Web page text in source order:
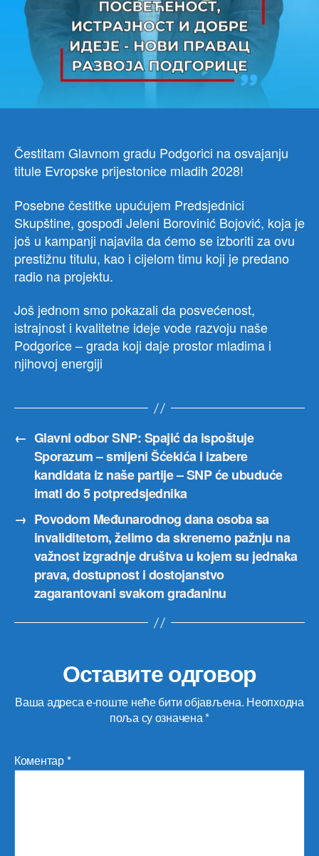
Čestitam Glavnom gradu Podgorici na osvajanju
titule Evropske prijestonice mladih 2028!
Posebne čestitke upućujem Predsjednici
Skupštine, gospođi Jeleni Borovinić Bojović, koja je
još u kampanji najavila da ćemo se izboriti za ovu
prestižnu titulu, kao i cijelom timu koji je predano
radio na projektu.
Još jednom smo pokazali da posvećenost,
istrajnost i kvalitetne ideje vode razvoju naše
Podgorice – grada koji daje prostor mladima i
njihovoj energiji
← Glavni odbor SNP: Spajić da ispoštuje
Sporazum – smijeni Šćekića i izabere
kandidata iz naše partije – SNP će ubuduće
imati do 5 potpredsjednika
→ Povodom Međunarodnog dana osoba sa
invaliditetom, želimo da skrenemo pažnju na
važnost izgradnje društva u kojem su jednaka
prava, dostupnost i dostojanstvo
zagarantovani svakom građaninu
Оставите одговор
Ваша адреса е-поште неће бити објављена. Неопходна
поља су означена*
Коментар*